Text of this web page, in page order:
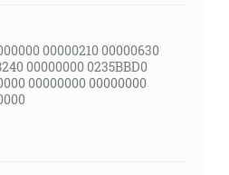
00000210 00000630
00000000 0235BBD0
00000000 00000000